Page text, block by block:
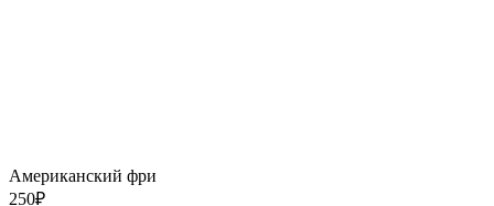
Американский фри
250₽